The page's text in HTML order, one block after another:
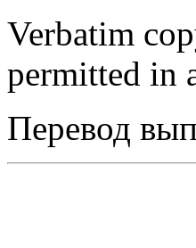
Verbatim
permitted in
Перевод